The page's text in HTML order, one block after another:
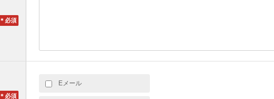
＊
＊
Eメール